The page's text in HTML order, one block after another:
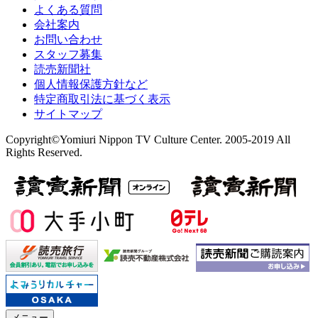
よくある質問
会社案内
お問い合わせ
スタッフ募集
読売新聞社
個人情報保護方針など
特定商取引法に基づく表示
サイトマップ
Copyright©Yomiuri Nippon TV Culture Center. 2005-2019 All
Rights Reserved.